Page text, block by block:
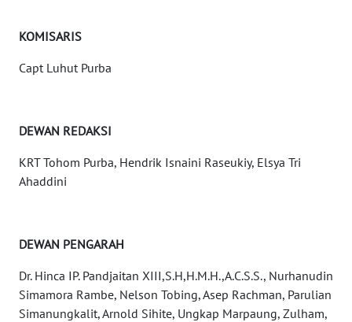
KOMISARIS
Capt Luhut Purba
DEWAN REDAKSI
KRT Tohom Purba, Hendrik Isnaini Raseukiy, Elsya Tri
Ahaddini
DEWAN PENGARAH
Dr. Hinca IP. Pandjaitan XIII,S.H,H.M.H.,A.C.S.S., Nurhanudin
Simamora Rambe, Nelson Tobing, Asep Rachman, Parulian
Simanungkalit, Arnold Sihite, Ungkap Marpaung, Zulham,
MEDIA
KARIR
DISCLAIMER
Regional
SUMUT